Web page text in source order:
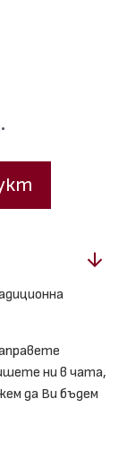
ни в чата,
да Ви бъдем